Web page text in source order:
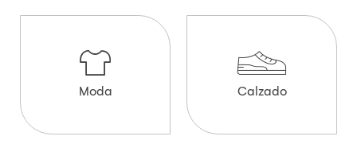
Moda Calzado